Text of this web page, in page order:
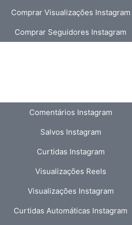
Comprar Visualizações Instagram
Comprar Seguidores Instagram
Comentários Instagram
Salvos Instagram
Curtidas Instagram
Visualizações Reels
Visualizações Instagram
Curtidas Automáticas Instagram